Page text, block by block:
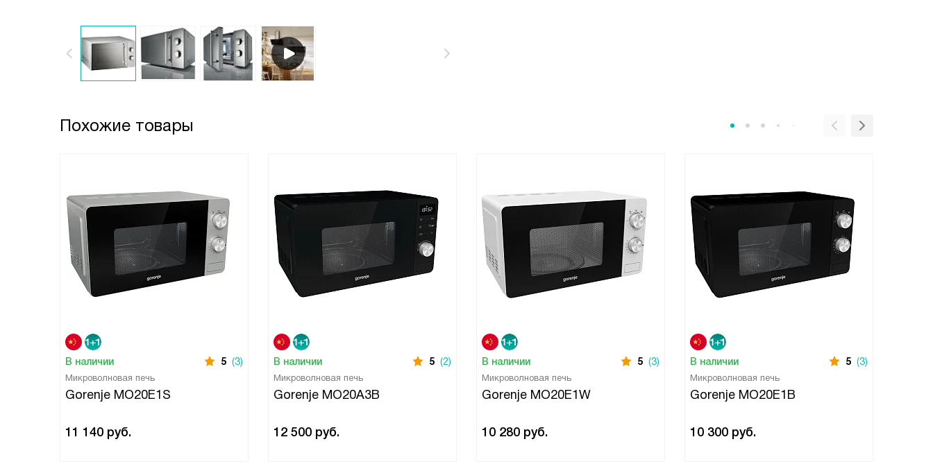
Похожие товары
В наличии 5 (3)
Микроволновая печь
Gorenje MO20E1S
11 140 руб.
В наличии 5 (2)
Микроволновая печь
Gorenje MO20A3B
12 500 руб.
В наличии 5 (3)
Микроволновая печь
Gorenje MO20E1W
10 280 руб.
В наличии 5 (3)
Микроволновая печь
Gorenje MO20E1B
10 300 руб.